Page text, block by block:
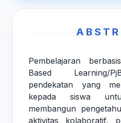
Pembelajaran
Based Learning/
pendekatan yang
kepada siswa
membangun
aktivitas kolaboratif,